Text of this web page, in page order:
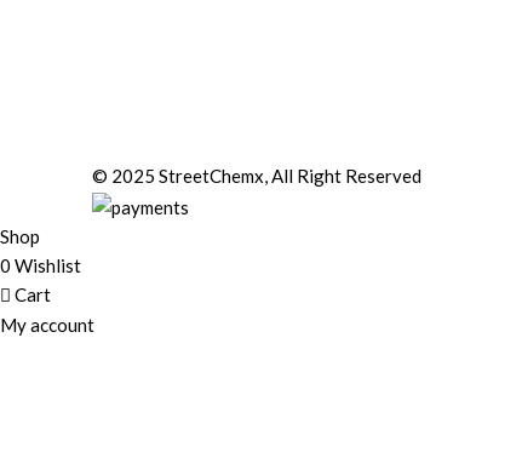
© 2025 StreetChemx, All Right Reserved
Shop
0 Wishlist
Cart
My account